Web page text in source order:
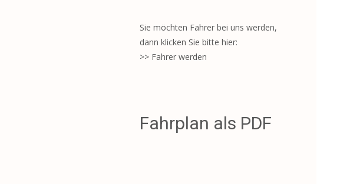
Sie möchten Fahrer bei uns werden,
dann klicken Sie bitte hier:
>> Fahrer werden
Fahrplan als PDF